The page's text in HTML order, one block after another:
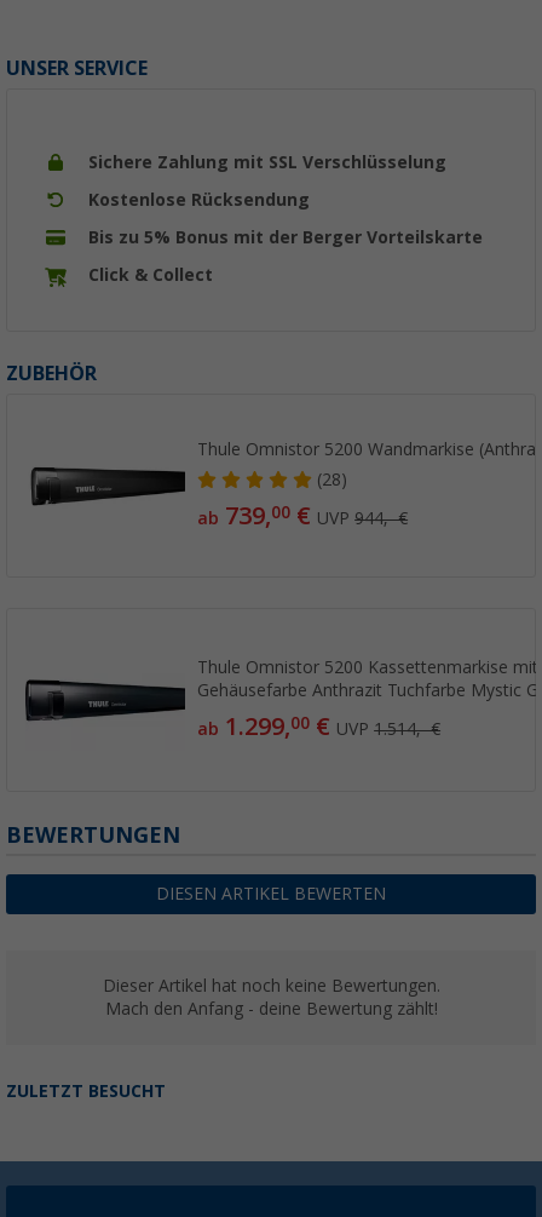
UNSER SERVICE
Sichere Zahlung mit SSL Verschlüsselung
Kostenlose Rücksendung
Bis zu 5% Bonus mit der Berger Vorteilskarte
Click & Collect
ZUBEHÖR
Thule Omnistor 5200 Wandmarkise
(28)
ab 739,00 € UVP944,- €
Thule Omnistor 5200 Kassettenmarkise
Gehäusefarbe Anthrazit Tuchfarbe Mystic
ab 1.299,00 € UVP1.514,- €
BEWERTUNGEN
DIESEN ARTIKEL BEWERTEN
Dieser Artikel hat noch keine Bewertungen.
Mach den Anfang - deine Bewertung zählt!
ZULETZT BESUCHT